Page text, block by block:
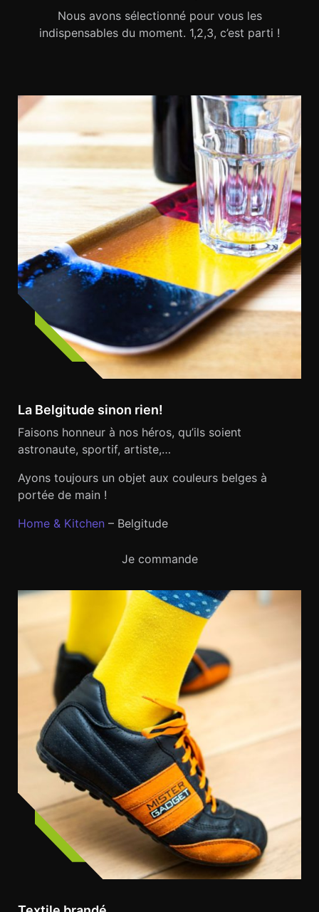
Nous avons sélectionné pour vous les
indispensables du moment. 1,2,3, c’est parti !
La Belgitude sinon rien!
Faisons honneur à nos héros, qu’ils soient
astronaute, sportif, artiste,…
Ayons toujours un objet aux couleurs belges à
portée de main !
Home & Kitchen – Belgitude
Je commande